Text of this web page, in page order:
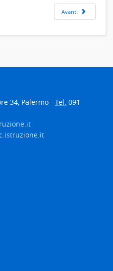
Avanti
34, Palermo - Tel. 091